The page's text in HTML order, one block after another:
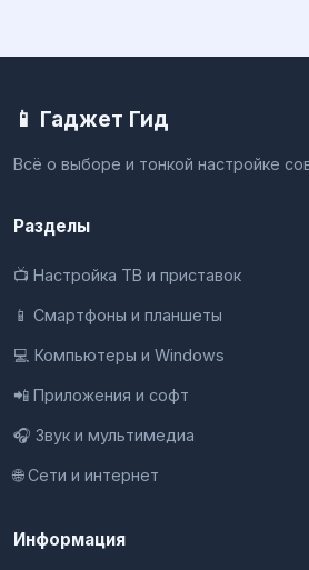
📱 Гаджет Гид
Всё о выборе и тонкой настройке
Разделы
📺 Настройка ТВ и приставок
📱 Смартфоны и планшеты
💻 Компьютеры и Windows
📲 Приложения и софт
🎧 Звук и мультимедиа
🌐 Сети и интернет
Информация